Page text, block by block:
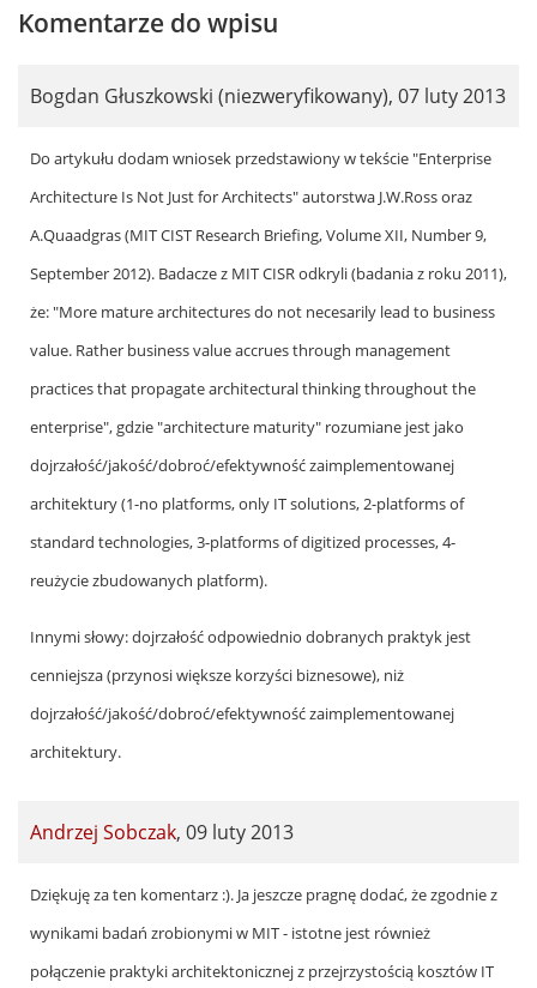
Komentarze do wpisu
Bogdan Głuszkowski (niezweryfikowany), 07 luty 2013
Do artykułu dodam wniosek przedstawiony w tekście "Enterprise
Architecture Is Not Just for Architects" autorstwa J.W.Ross oraz
A.Quaadgras (MIT CIST Research Briefing, Volume XII, Number 9,
September 2012). Badacze z MIT CISR odkryli (badania z roku 2011),
że: "More mature architectures do not necesarily lead to business
value. Rather business value accrues through management
practices that propagate architectural thinking throughout the
enterprise", gdzie "architecture maturity" rozumiane jest jako
dojrzałość/jakość/dobroć/efektywność zaimplementowanej
architektury (1-no platforms, only IT solutions, 2-platforms of
standard technologies, 3-platforms of digitized processes, 4-
reużycie zbudowanych platform).
Innymi słowy: dojrzałość odpowiednio dobranych praktyk jest
cenniejsza (przynosi większe korzyści biznesowe), niż
dojrzałość/jakość/dobroć/efektywność zaimplementowanej
architektury.
Andrzej Sobczak, 09 luty 2013
In
reply
to
Dziękuję za ten komentarz :). Ja jeszcze pragnę dodać, że zgodnie z
wynikami badań zrobionymi w MIT - istotne jest również
połączenie praktyki architektonicznej z przejrzystością kosztów IT